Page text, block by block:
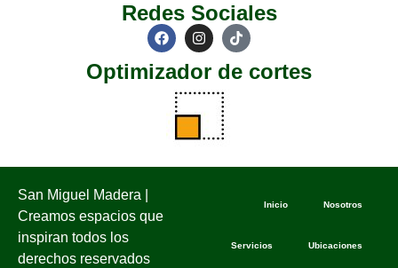
Redes Sociales
Optimizador de cortes
San Miguel Madera |
Creamos espacios que
inspiran todos los
derechos reservados
Inicio Nosotros
Servicios Ubicaciones